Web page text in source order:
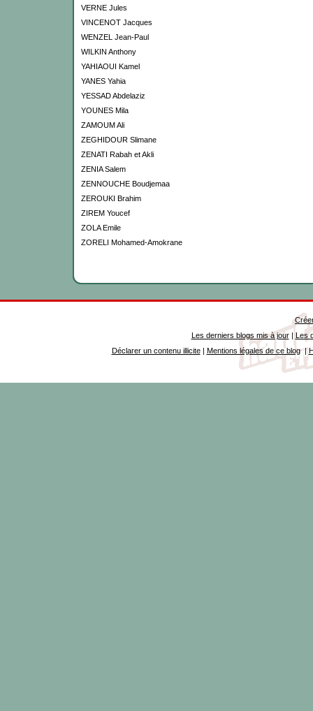
VERNE Jules
VINCENOT Jacques
WENZEL Jean-Paul
WILKIN Anthony
YAHIAOUI Kamel
YANES Yahia
YESSAD Abdelaziz
YOUNES Mila
ZAMOUM Ali
ZEGHIDOUR Slimane
ZENATI Rabah et Akli
ZENIA Salem
ZENNOUCHE Boudjemaa
ZEROUKI Brahim
ZIREM Youcef
ZOLA Emile
ZORELI Mohamed-Amokrane
Les derniers blogs mis à jour| Les
Déclarer un contenu illicite| Mentions légales de ce blog|